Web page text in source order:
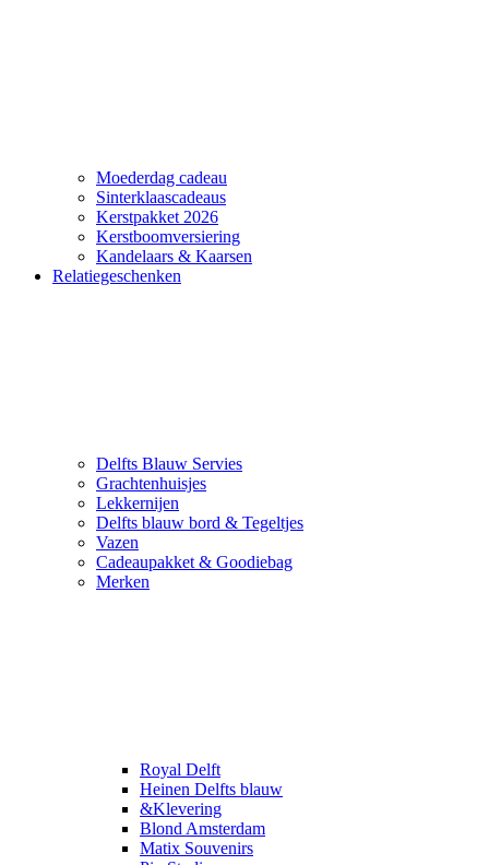
Moederdag cadeau
Sinterklaascadeaus
Kerstpakket 2026
Kerstboomversiering
Kandelaars & Kaarsen
Relatiegeschenken
Delfts Blauw Servies
Grachtenhuisjes
Lekkernijen
Delfts blauw bord & Tegeltjes
Vazen
Cadeaupakket & Goodiebag
Merken
Royal Delft
Heinen Delfts blauw
&Klevering
Blond Amsterdam
Matix Souvenirs